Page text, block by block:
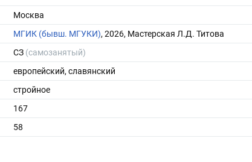
Москва
МГИК (бывш. МГУКИ), 2026, Мастерская Л.Д. Титова
СЗ (самозанятый)
европейский, славянский
стройное
167
58